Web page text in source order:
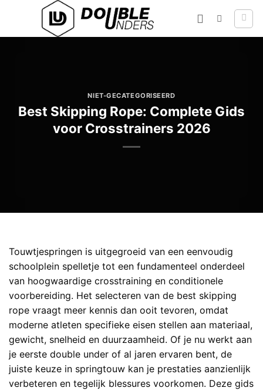
inhoud
NIET-GECATEGORISEERD
Best Skipping Rope: Complete Gids
voor Crosstrainers 2026
Touwtjespringen is uitgegroeid van een eenvoudig
schoolplein spelletje tot een fundamenteel onderdeel
van hoogwaardige crosstraining en conditionele
voorbereiding. Het selecteren van de best skipping
rope vraagt meer kennis dan ooit tevoren, omdat
moderne atleten specifieke eisen stellen aan materiaal,
gewicht, snelheid en duurzaamheid. Of je nu werkt aan
je eerste double under of al jaren ervaren bent, de
juiste keuze in springtouw kan je prestaties aanzienlijk
verbeteren en tegelijk blessures voorkomen. Deze gids